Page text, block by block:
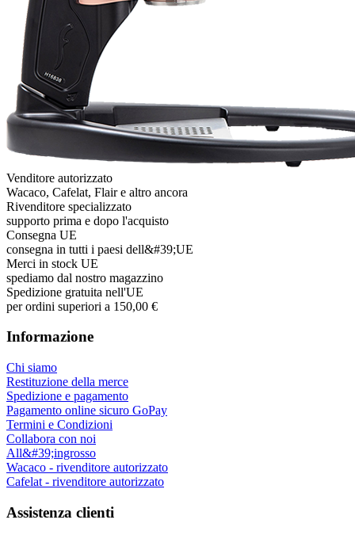
Venditore autorizzato
Wacaco, Cafelat, Flair e altro ancora
Rivenditore specializzato
supporto prima e dopo l'acquisto
Consegna UE
consegna in tutti i paesi dell&#39;UE
Merci in stock UE
spediamo dal nostro magazzino
Spedizione gratuita nell'UE
per ordini superiori a 150,00 €
Informazione
Chi siamo
Restituzione della merce
Spedizione e pagamento
Pagamento online sicuro GoPay
Termini e Condizioni
Collabora con noi
All&#39;ingrosso
Wacaco - rivenditore autorizzato
Cafelat - rivenditore autorizzato
Assistenza clienti